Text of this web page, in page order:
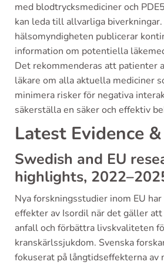
med blodtrycksmediciner och
kan leda till allvarliga biverkningar.
hälsomyndigheten publicerar
information om potentiella
Det rekommenderas att patienter
läkare om alla aktuella mediciner
minimera risker för negativa
säkerställa en säker och effektiv
Latest Evidence
Swedish and EU
highlights,
Nya forskningsstudier inom EU
effekter av Isordil när det gäller
anfall och förbättra livskvaliteten
kranskärlssjukdom. Svenska
fokuserat på långtidseffekterna av